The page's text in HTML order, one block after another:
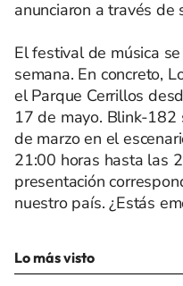
anunciaron a través de
El festival de música
semana. En concreto,
el Parque Cerrillos
17 de mayo. Blink-
de marzo en el
21:00 horas hasta las
presentación
nuestro país. ¿Estás
Lo más visto